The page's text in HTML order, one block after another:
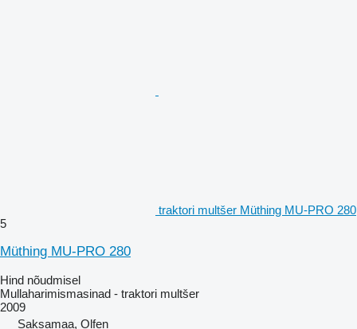
traktori multšer Müthing MU-PRO 280
5
Müthing MU-PRO 280
Hind nõudmisel
Mullaharimismasinad - traktori multšer
2009
Saksamaa, Olfen